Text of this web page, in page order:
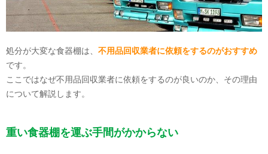
処分が大変な食器棚は、 不用品回収業者に依頼をするのがおすすめ
です。
ここではなぜ不用品回収業者に依頼をするのが良いのか、その理由
について解説します。
重い食器棚を運ぶ手間がかからない